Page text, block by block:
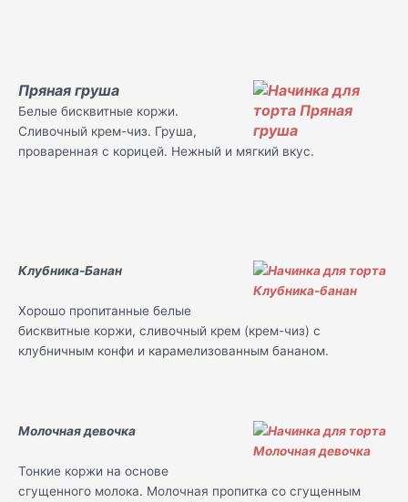
Пряная груша
Белые бисквитные коржи.
Сливочный крем-чиз. Груша,
проваренная с корицей. Нежный и мягкий вкус.
Клубника-Банан
Хорошо пропитанные белые
бисквитные коржи, сливочный крем (крем-чиз) с
клубничным конфи и карамелизованным бананом.
Молочная девочка
Тонкие коржи на основе
сгущенного молока. Молочная пропитка со сгущенным